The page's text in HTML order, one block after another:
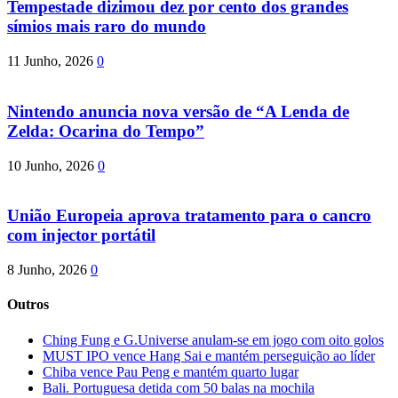
Tempestade dizimou dez por cento dos grandes
símios mais raro do mundo
11 Junho, 2026 0
Nintendo anuncia nova versão de “A Lenda de
Zelda: Ocarina do Tempo”
10 Junho, 2026 0
União Europeia aprova tratamento para o cancro
com injector portátil
8 Junho, 2026 0
Outros
Ching Fung e G.Universe anulam-se em jogo com oito golos
MUST IPO vence Hang Sai e mantém perseguição ao líder
Chiba vence Pau Peng e mantém quarto lugar
Bali. Portuguesa detida com 50 balas na mochila